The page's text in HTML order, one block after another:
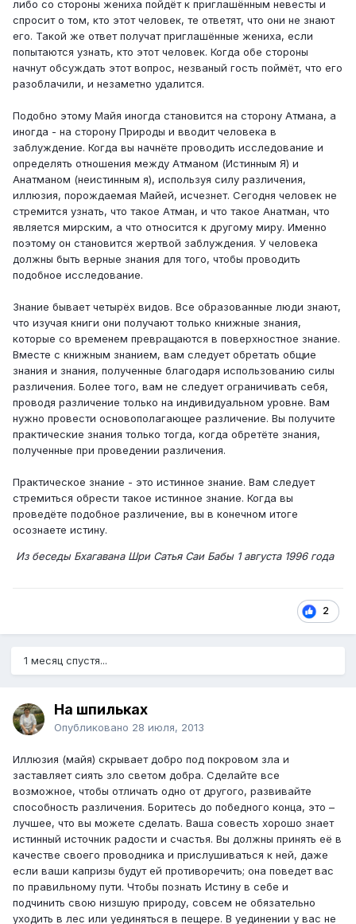
либо со стороны жениха пойдёт к приглашённым невесты и
спросит о том, кто этот человек, те ответят, что они не знают
его. Такой же ответ получат приглашённые жениха, если
попытаются узнать, кто этот человек. Когда обе стороны
начнут обсуждать этот вопрос, незваный гость поймёт, что его
разоблачили, и незаметно удалится.
Подобно этому Майя иногда становится на сторону Атмана, а
иногда - на сторону Природы и вводит человека в
заблуждение. Когда вы начнёте проводить исследование и
определять отношения между Атманом (Истинным Я) и
Анатманом (неистинным я), используя силу различения,
иллюзия, порождаемая Майей, исчезнет. Сегодня человек не
стремится узнать, что такое Атман, и что такое Анатман, что
является мирским, а что относится к другому миру. Именно
поэтому он становится жертвой заблуждения. У человека
должны быть верные знания для того, чтобы проводить
подобное исследование.
Знание бывает четырёх видов. Все образованные люди знают,
что изучая книги они получают только книжные знания,
которые со временем превращаются в поверхностное знание.
Вместе с книжным знанием, вам следует обретать общие
знания и знания, полученные благодаря использованию силы
различения. Более того, вам не следует ограничивать себя,
проводя различение только на индивидуальном уровне. Вам
нужно провести основополагающее различение. Вы получите
практические знания только тогда, когда обретёте знания,
полученные при проведении различения.
Практическое знание - это истинное знание. Вам следует
стремиться обрести такое истинное знание. Когда вы
проведёте подобное различение, вы в конечном итоге
осознаете истину.
Из беседы Бхагавана Шри Сатья Саи Бабы 1 августа 1996 года
2
1 месяц спустя...
На шпильках
Опубликовано 28 июля, 2013
Иллюзия (майя) скрывает добро под покровом зла и
заставляет сиять зло светом добра. Сделайте все
возможное, чтобы отличать одно от другого, развивайте
способность различения. Боритесь до победного конца, это –
лучшее, что вы можете сделать. Ваша совесть хорошо знает
истинный источник радости и счастья. Вы должны принять её в
качестве своего проводника и прислушиваться к ней, даже
если ваши капризы будут ей противоречить; она поведет вас
по правильному пути. Чтобы познать Истину в себе и
подчинить свою низшую природу, совсем не обязательно
уходить в лес или уединяться в пещере. В уединении у вас не